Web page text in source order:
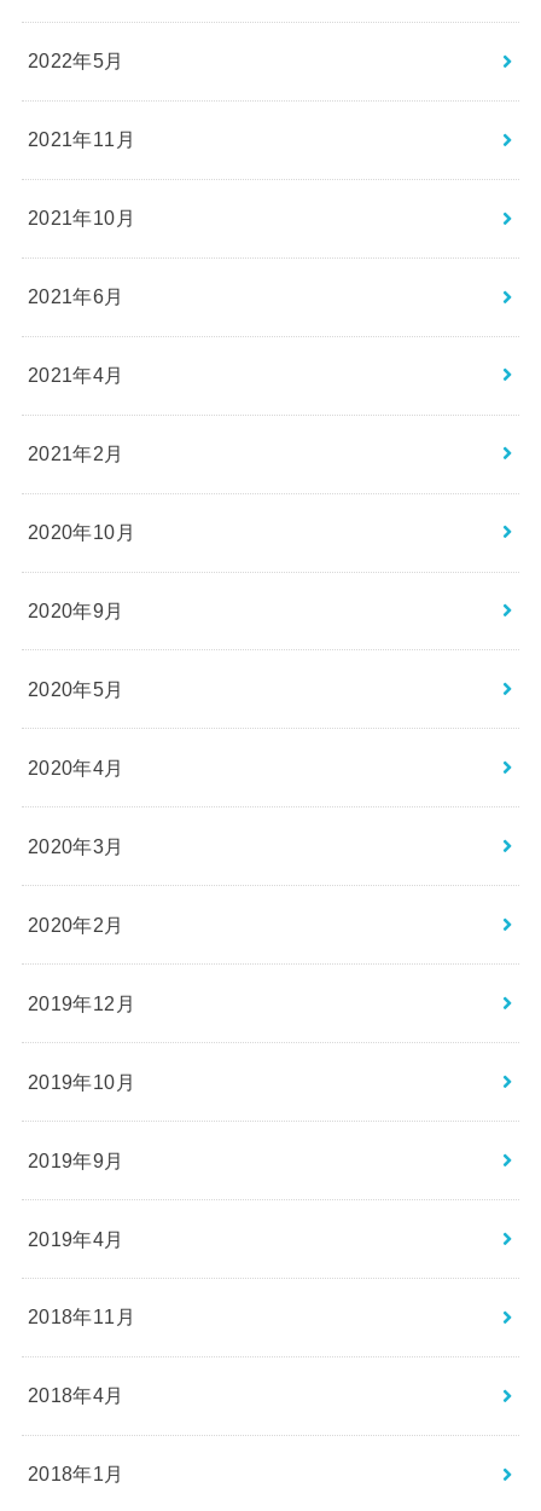
2022年5月
2021年11月
2021年10月
2021年6月
2021年4月
2021年2月
2020年10月
2020年9月
2020年5月
2020年4月
2020年3月
2020年2月
2019年12月
2019年10月
2019年9月
2019年4月
2018年11月
2018年4月
2018年1月